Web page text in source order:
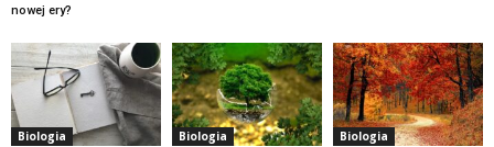
nowej ery?
Biologia Biologia Biologia